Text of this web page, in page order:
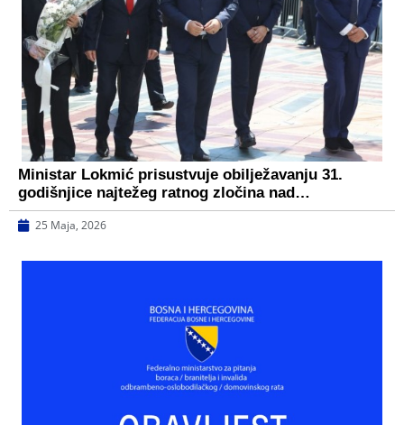
Ministar Lokmić prisustvuje obilježavanju 31.
godišnjice najtežeg ratnog zločina nad…
25 Maja, 2026